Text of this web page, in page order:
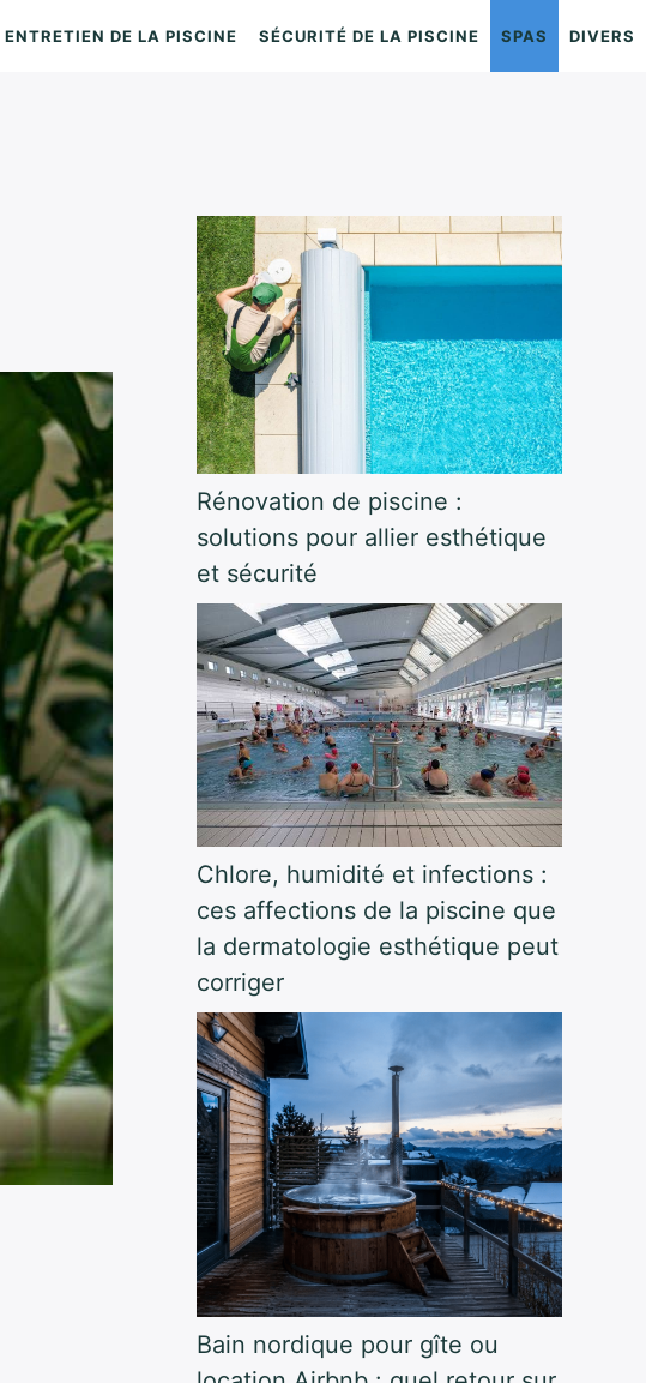
ENTRETIEN DE LA PISCINE SÉCURITÉ DE LA PISCINE SPAS DIVERS
Rénovation de piscine :
solutions pour allier esthétique
et sécurité
Chlore, humidité et infections :
ces affections de la piscine que
la dermatologie esthétique peut
corriger
Bain nordique pour gîte ou